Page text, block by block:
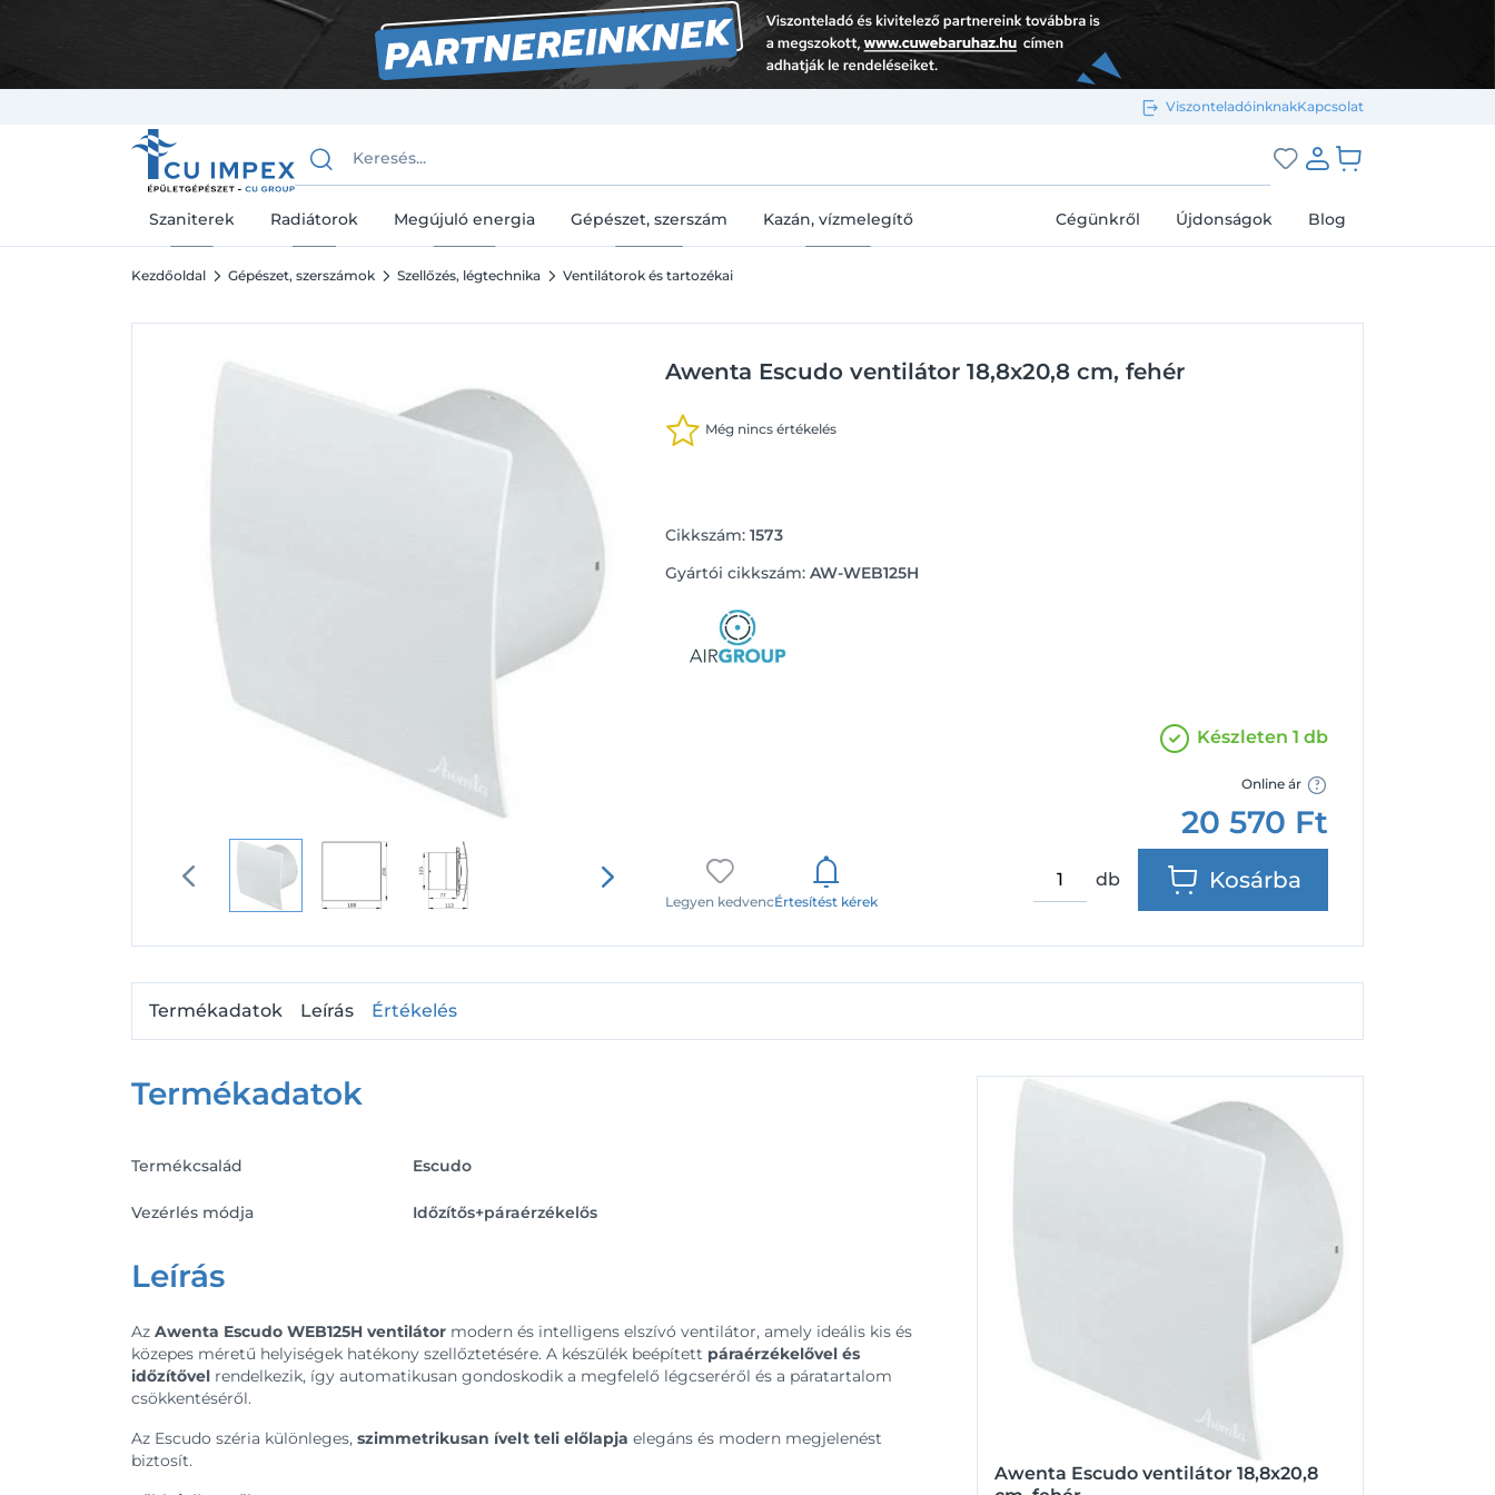
ViszonteladóinknakKapcsolat
Bejelentkezés e-mail-címmel
Szaniterek Radiátorok Megújuló energia Gépészet, szerszám Kazán, vízmelegítő Cégünkről Újdonságok Blog
Kezdőoldal Gépészet, szerszámok Szellőzés, légtechnika Ventilátorok és tartozékai
Awenta Escudo ventilátor 18,8x20,8 cm, fehér
Még nincs értékelés
Cikkszám: 1573
Gyártói cikkszám: AW-WEB125H
Legyen kedvencÉrtesítést kérek
Készleten 1 db
Online ár
20 570 Ft
db Kosárba
Awenta Escudo ventilátor 18,8x20,8
Termékadatok Leírás Értékelés
Termékadatok
Termékcsalád Escudo
Vezérlés módja Időzítős+páraérzékelős
Leírás
Az Awenta Escudo WEB125H ventilátor modern és intelligens elszívó ventilátor, amely ideális kis és
közepes méretű helyiségek hatékony szellőztetésére. A készülék beépített páraérzékelővel és
időzítővel rendelkezik, így automatikusan gondoskodik a megfelelő légcseréről és a páratartalom
csökkentéséről.
Az Escudo széria különleges, szimmetrikusan ívelt teli előlapja elegáns és modern megjelenést
biztosít.